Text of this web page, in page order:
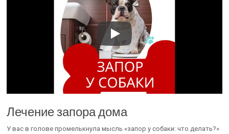
Лечение запора дома
У вас в голове промелькнула мысль «запор у собаки: что делать?»